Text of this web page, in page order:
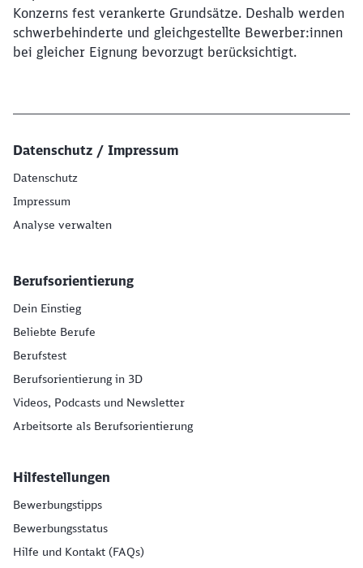
Konzerns fest verankerte Grundsätze. Deshalb werden
schwerbehinderte und gleichgestellte Bewerber:innen
bei gleicher Eignung bevorzugt berücksichtigt.
Datenschutz / Impressum
Datenschutz
Impressum
Analyse verwalten
Berufsorientierung
Dein Einstieg
Beliebte Berufe
Berufstest
Berufsorientierung in 3D
Videos, Podcasts und Newsletter
Arbeitsorte als Berufsorientierung
Hilfestellungen
Bewerbungstipps
Bewerbungsstatus
Hilfe und Kontakt (FAQs)